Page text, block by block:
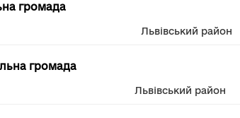
громада
Львівський район
громада
Львівський район